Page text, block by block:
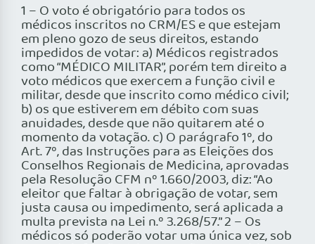
1 – O voto é obrigatório para todos os
médicos inscritos no CRM/ES e que estejam
em pleno gozo de seus direitos, estando
impedidos de votar: a) Médicos registrados
como “MÉDICO MILITAR”, porém tem direito a
voto médicos que exercem a função civil e
militar, desde que inscrito como médico civil;
b) os que estiverem em débito com suas
anuidades, desde que não quitarem até o
momento da votação. c) O parágrafo 1º, do
Art. 7º, das Instruções para as Eleições dos
Conselhos Regionais de Medicina, aprovadas
pela Resolução CFM nº 1.660/2003, diz: “Ao
eleitor que faltar à obrigação de votar, sem
justa causa ou impedimento, será aplicada a
multa prevista na Lei n.º 3.268/57.” 2 – Os
médicos só poderão votar uma única vez, sob